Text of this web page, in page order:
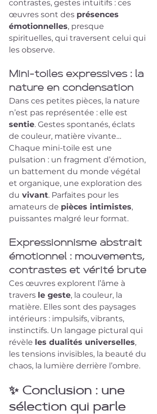
contrastes, gestes intuitifs : ces
œuvres sont des présences
émotionnelles, presque
spirituelles, qui traversent celui qui
les observe.
Mini-toiles expressives : la
nature en condensation
Dans ces petites pièces, la nature
n’est pas représentée : elle est
sentie. Gestes spontanés, éclats
de couleur, matière vivante…
Chaque mini-toile est une
pulsation : un fragment d’émotion,
un battement du monde végétal
et organique, une exploration des
du vivant. Parfaites pour les
amateurs de pièces intimistes,
puissantes malgré leur format.
Expressionnisme abstrait
émotionnel : mouvements,
contrastes et vérité brute
Ces œuvres explorent l’âme à
travers le geste, la couleur, la
matière. Elles sont des paysages
intérieurs : impulsifs, vibrants,
instinctifs. Un langage pictural qui
révèle les dualités universelles,
les tensions invisibles, la beauté du
chaos, la lumière derrière l’ombre.
✨ Conclusion : une
sélection qui parle